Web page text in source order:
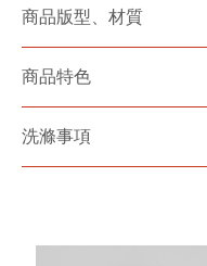
商品版型、材質
商品特色
洗滌事項